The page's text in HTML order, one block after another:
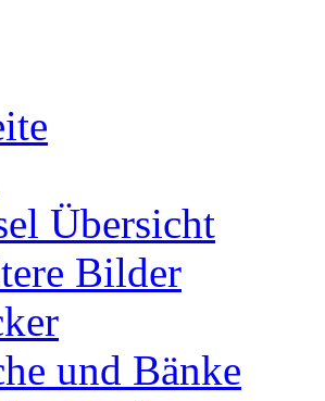
Übersicht
Bilder
und Bänke